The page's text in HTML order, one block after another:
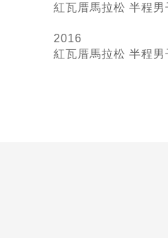
紅瓦厝馬拉松 半程男
2016
紅瓦厝馬拉松 半程男